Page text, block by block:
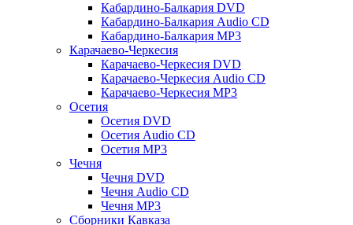
Кабардино-Балкария DVD
Кабардино-Балкария Audio CD
Кабардино-Балкария MP3
Карачаево-Черкесия
Карачаево-Черкесия DVD
Карачаево-Черкесия Audio CD
Карачаево-Черкесия MP3
Осетия
Осетия DVD
Осетия Audio CD
Осетия MP3
Чечня
Чечня DVD
Чечня Audio CD
Чечня MP3
Сборники Кавказа